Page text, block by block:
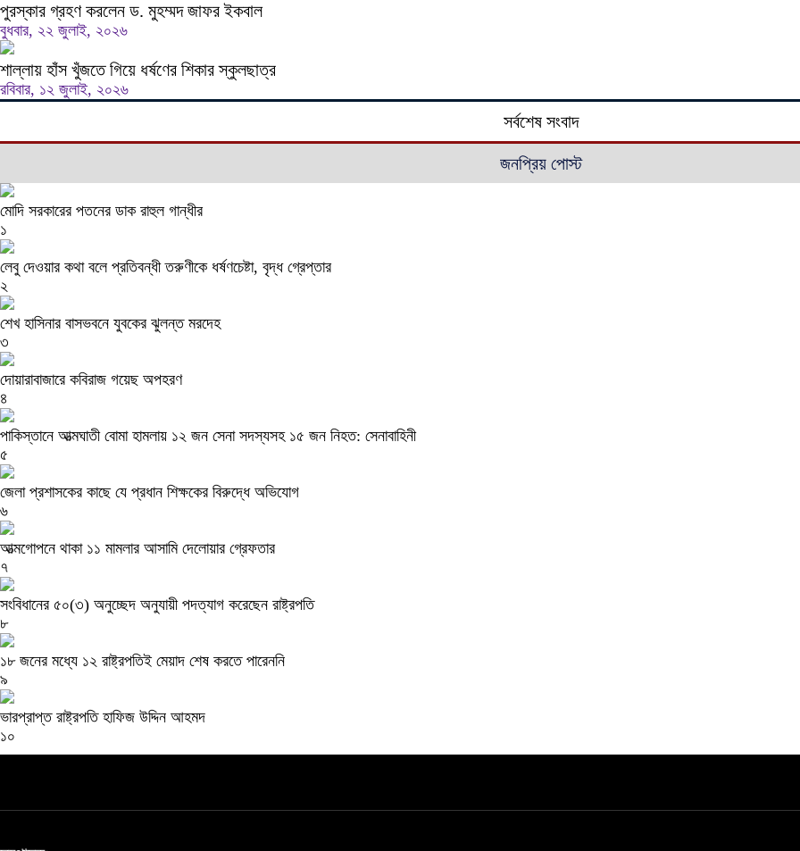
পুরস্কার গ্রহণ করলেন ড. মুহম্মদ জাফর ইকবাল
বুধবার, ২২ জুলাই, ২০২৬
শাল্লায় হাঁস খুঁজতে গিয়ে ধর্ষণের শিকার স্কুলছাত্র
রবিবার, ১২ জুলাই, ২০২৬
সর্বশেষ সংবাদ
জনপ্রিয় পোস্ট
মোদি সরকারের পতনের ডাক রাহুল গান্ধীর
১
লেবু দেওয়ার কথা বলে প্রতিবন্ধী তরুণীকে ধর্ষণচেষ্টা, বৃদ্ধ গ্রেপ্তার
২
শেখ হাসিনার বাসভবনে যুবকের ঝুলন্ত মরদেহ
৩
দোয়ারাবাজারে কবিরাজ গয়েছ অপহরণ
৪
পাকিস্তানে আত্মঘাতী বোমা হামলায় ১২ জন সেনা সদস্যসহ ১৫ জন নিহত: সেনাবাহিনী
৫
জেলা প্রশাসকের কাছে যে প্রধান শিক্ষকের বিরুদ্ধে অভিযোগ
৬
আত্মগোপনে থাকা ১১ মামলার আসামি দেলোয়ার গ্রেফতার
৭
সংবিধানের ৫০(৩) অনুচ্ছেদ অনুযায়ী পদত্যাগ করেছেন রাষ্ট্রপতি
৮
১৮ জনের মধ্যে ১২ রাষ্ট্রপতিই মেয়াদ শেষ করতে পারেননি
৯
ভারপ্রাপ্ত রাষ্ট্রপতি হাফিজ উদ্দিন আহমদ
১০